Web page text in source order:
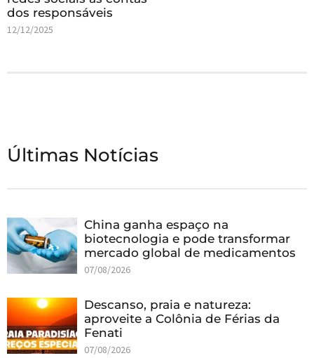
dos responsáveis
12/12/2025
Últimas Notícias
China ganha espaço na
biotecnologia e pode transformar
mercado global de medicamentos
07/08/2026
Descanso, praia e natureza:
aproveite a Colônia de Férias da
Fenati
07/08/2026